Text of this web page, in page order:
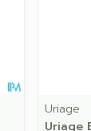
Uriage
Uriage